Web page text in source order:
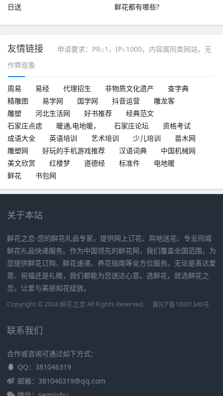
日送
鲜花都有哪些?
友情链接
申请要求：PR≥1，IP≥1000，内容属同类网站，无
作弊现象
周易 易经 代理招生 非物质文化遗产
查字典
精雕图
易学网 国学网 抖音运营
雕龙客
雕塑
河北生活网 好书推荐
经典范文
石家庄点痣
暖通,电地暖， 石家庄论坛
资格考试
成语大全
英语培训 艺术培训 少儿培训
苗木网
雕塑网
好玩的手机游戏推荐 汉语词典
中国机械网
美文欣赏
红楼梦 道德经 标准件
电地暖
鲜花
书包网
关于本站
鲜花之恋-您的鲜花礼品专家，提供网上订花、异地送花、专业同城
鲜花礼品快递服务。作为中国领先的鲜花网，我们覆盖全国范围，为
您提供鲜花订购、鲜花速递、养花指南等全方位服务。无论是表达爱
意、祝福还是礼赠，我们都能为您送达心意。选鲜花，就选鲜花之
恋，让爱与美丽如花绽放。
Copyright © 2024 鲜花之恋 All Rights Reserved. 冀ICP备18001340号
联系我们
合作或咨询可通过如下方式：
QQ：381046319
邮箱：381046319@qq.com